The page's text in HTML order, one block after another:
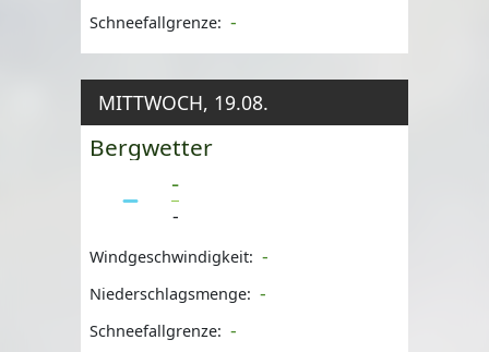
Schneefallgrenze: -
MITTWOCH, 19.08.
Bergwetter
-
-
Windgeschwindigkeit: -
Niederschlagsmenge: -
Schneefallgrenze: -